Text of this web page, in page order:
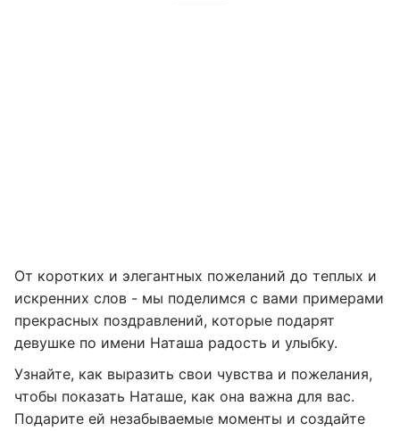
От коротких и элегантных пожеланий до теплых и
искренних слов - мы поделимся с вами примерами
прекрасных поздравлений, которые подарят
девушке по имени Наташа радость и улыбку.
Узнайте, как выразить свои чувства и пожелания,
чтобы показать Наташе, как она важна для вас.
Подарите ей незабываемые моменты и создайте